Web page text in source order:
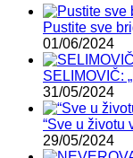
Pustite sve
01/06/2024
SELIMOVIČ:
31/05/2024
“Sve u životu
29/05/2024